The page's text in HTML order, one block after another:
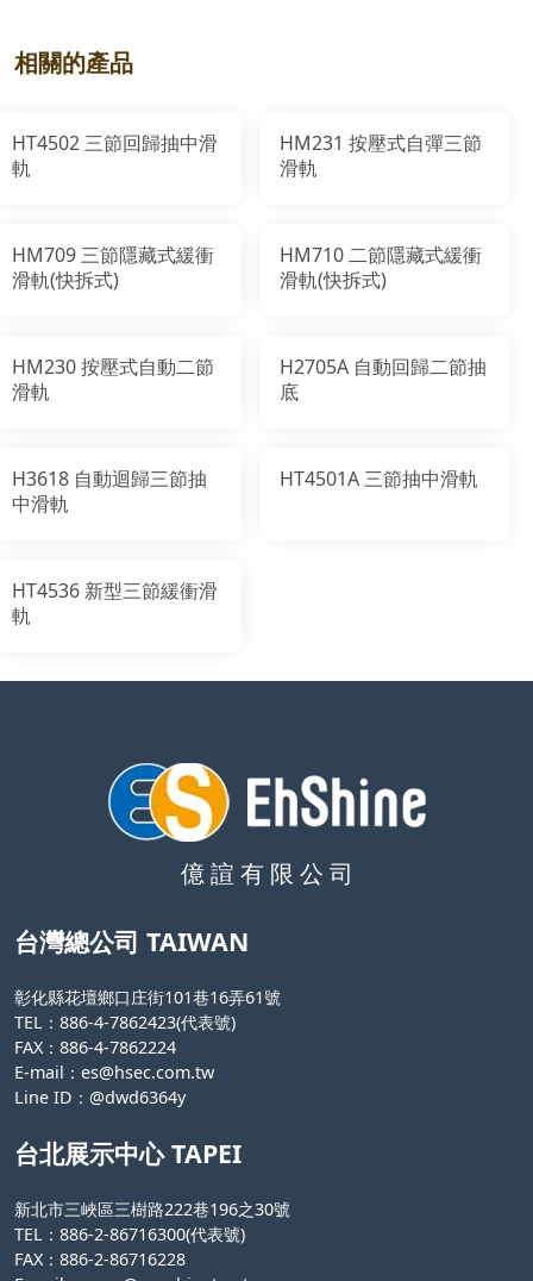
相關的產品
HT4502 三節回歸抽中滑
軌
HM231 按壓式自彈三節
滑軌
HM709 三節隱藏式緩衝
滑軌(快拆式)
HM710 二節隱藏式緩衝
滑軌(快拆式)
HM230 按壓式自動二節
滑軌
H2705A 自動回歸二節抽
底
H3618 自動迴歸三節抽
中滑軌
HT4501A 三節抽中滑軌
HT4536 新型三節緩衝滑
軌
億 諠 有 限 公 司
台灣總公司 TAIWAN
彰化縣花壇鄉口庄街101巷16弄61號
TEL：886-4-7862423(代表號)
FAX：886-4-7862224
E-mail： es@hsec.com.tw
Line ID：@dwd6364y
台北展示中心 TAPEI
新北市三峽區三樹路222巷196之30號
TEL：886-2-86716300(代表號)
FAX：886-2-86716228